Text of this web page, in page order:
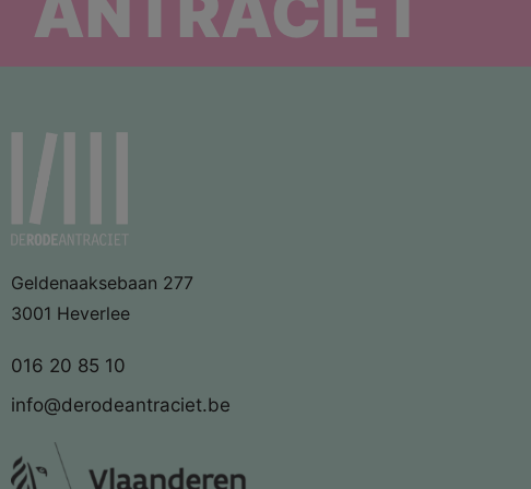
Geldenaaksebaan 277
3001 Heverlee
016 20 85 10
info@derodeantraciet.be